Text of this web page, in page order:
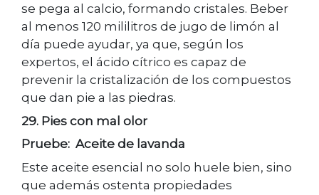
se pega al calcio, formando cristales. Beber
al menos 120 mililitros de jugo de limón al
día puede ayudar, ya que, según los
expertos, el ácido cítrico es capaz de
prevenir la cristalización de los compuestos
que dan pie a las piedras.
29. Pies con mal olor
Pruebe: Aceite de lavanda
Este aceite esencial no solo huele bien, sino
que además ostenta propiedades